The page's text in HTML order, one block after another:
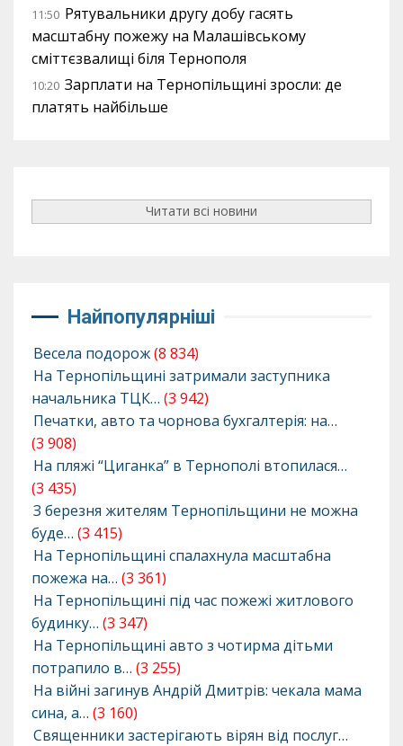
11:50 Рятувальники другу добу гасять
масштабну пожежу на Малашівському
сміттєзвалищі біля Тернополя
10:20 Зарплати на Тернопільщині зросли: де
платять найбільше
Читати всі новини
Найпопулярніші
Весела подорож(8 834)
На Тернопільщині затримали заступника
начальника ТЦК… (3 942)
Печатки, авто та чорнова бухгалтерія: на…
(3 908)
На пляжі “Циганка” в Тернополі втопилася…
(3 435)
З березня жителям Тернопільщини не можна
буде… (3 415)
На Тернопільщині спалахнула масштабна
пожежа на… (3 361)
На Тернопільщині під час пожежі житлового
будинку… (3 347)
На Тернопільщині авто з чотирма дітьми
потрапило в… (3 255)
На війні загинув Андрій Дмитрів: чекала мама
сина, а… (3 160)
Священники застерігають вірян від послуг…